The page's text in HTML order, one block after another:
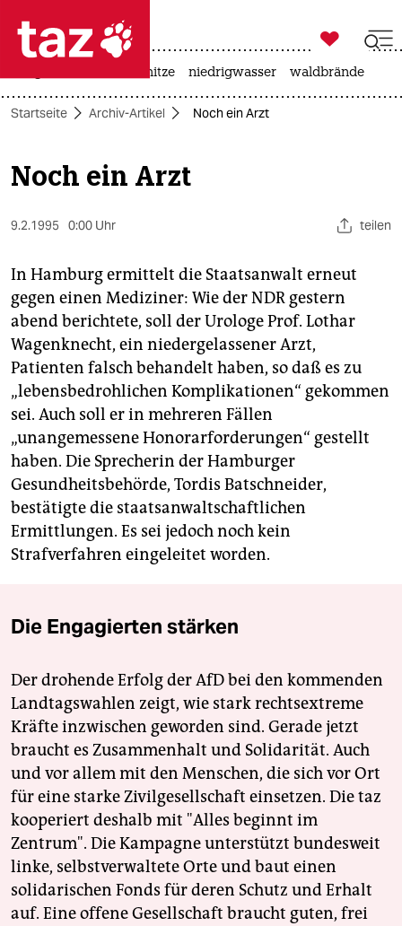
 taz zahl ich
taz zahl ich
themen
gesellschaft
kultur
sport
berlin
nord
wahrheit
verlag
verlag
shop
unterstützen
abo
genossenschaft
epaper login

taz zahl ich
hitze niedrigwasser waldbrände
Startseite Archiv-Artikel Noch ein Arzt
Noch ein Arzt
9.2.1995 0:00 Uhr teilen
In Hamburg ermittelt die Staatsanwalt erneut
gegen einen Mediziner: Wie der NDR gestern
abend berichtete, soll der Urologe Prof. Lothar
Wagenknecht, ein niedergelassener Arzt,
Patienten falsch behandelt haben, so daß es zu
„lebensbedrohlichen Komplikationen“ gekommen
sei. Auch soll er in mehreren Fällen
„unangemessene Honorarforderungen“ gestellt
haben. Die Sprecherin der Hamburger
Gesundheitsbehörde, Tordis Batschneider,
bestätigte die staatsanwaltschaftlichen
Ermittlungen. Es sei jedoch noch kein
Strafverfahren eingeleitet worden.
Die Engagierten stärken
Der drohende Erfolg der AfD bei den kommenden
Landtagswahlen zeigt, wie stark rechtsextreme
Kräfte inzwischen geworden sind. Gerade jetzt
braucht es Zusammenhalt und Solidarität. Auch
und vor allem mit den Menschen, die sich vor Ort
für eine starke Zivilgesellschaft einsetzen. Die taz
kooperiert deshalb mit "Alles beginnt im
Zentrum". Die Kampagne unterstützt bundesweit
linke, selbstverwaltete Orte und baut einen
solidarischen Fonds für deren Schutz und Erhalt
auf. Eine offene Gesellschaft braucht guten, frei